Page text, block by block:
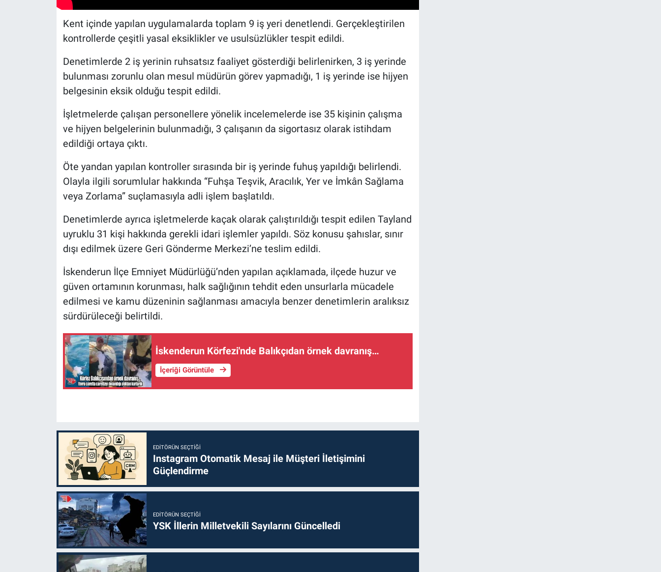
Kent içinde yapılan uygulamalarda toplam 9 iş yeri denetlendi. Gerçekleştirilen
kontrollerde çeşitli yasal eksiklikler ve usulsüzlükler tespit edildi.
Denetimlerde 2 iş yerinin ruhsatsız faaliyet gösterdiği belirlenirken, 3 iş yerinde
bulunması zorunlu olan mesul müdürün görev yapmadığı, 1 iş yerinde ise hijyen
belgesinin eksik olduğu tespit edildi.
İşletmelerde çalışan personellere yönelik incelemelerde ise 35 kişinin çalışma
ve hijyen belgelerinin bulunmadığı, 3 çalışanın da sigortasız olarak istihdam
edildiği ortaya çıktı.
Öte yandan yapılan kontroller sırasında bir iş yerinde fuhuş yapıldığı belirlendi.
Olayla ilgili sorumlular hakkında “Fuhşa Teşvik, Aracılık, Yer ve İmkân Sağlama
veya Zorlama” suçlamasıyla adli işlem başlatıldı.
Denetimlerde ayrıca işletmelerde kaçak olarak çalıştırıldığı tespit edilen Tayland
uyruklu 31 kişi hakkında gerekli idari işlemler yapıldı. Söz konusu şahıslar, sınır
dışı edilmek üzere Geri Gönderme Merkezi’ne teslim edildi.
İskenderun İlçe Emniyet Müdürlüğü’nden yapılan açıklamada, ilçede huzur ve
güven ortamının korunması, halk sağlığının tehdit eden unsurlarla mücadele
edilmesi ve kamu düzeninin sağlanması amacıyla benzer denetimlerin aralıksız
sürdürüleceği belirtildi.
İskenderun Körfezi'nde Balıkçıdan örnek davranış…
İçeriği Görüntüle
EDITÖRÜN SEÇTIĞI
Instagram Otomatik Mesaj ile Müşteri İletişimini
Güçlendirme
EDITÖRÜN SEÇTIĞI
YSK İllerin Milletvekili Sayılarını Güncelledi